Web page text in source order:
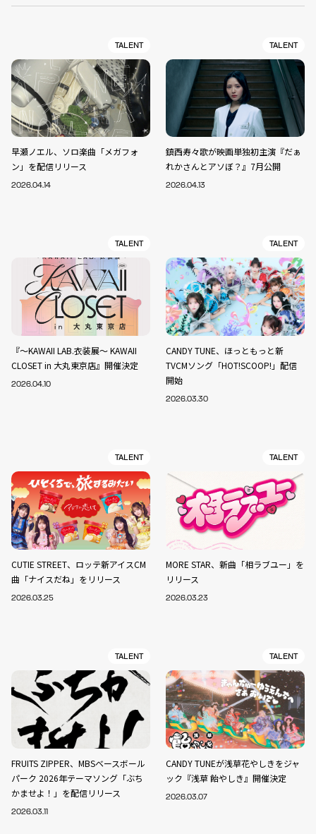
TALENT
早瀬ノエル、ソロ楽曲「メガフォ
ン」を配信リリース
2026.04.14
TALENT
鎮西寿々歌が映画単独初主演『だぁ
れかさんとアソぼ？』7月公開
2026.04.13
TALENT
『～KAWAII LAB.衣装展～ KAWAII
CLOSET in 大丸東京店』開催決定
2026.04.10
TALENT
CANDY TUNE、ほっともっと新
TVCMソング「HOT!SCOOP!」配信
開始
2026.03.30
TALENT
CUTIE STREET、ロッテ新アイスCM
曲「ナイスだね」をリリース
2026.03.25
TALENT
MORE STAR、新曲「相ラブユー」を
リリース
2026.03.23
TALENT
FRUITS ZIPPER、MBSベースボール
パーク 2026年テーマソング「ぶち
かませよ！」を配信リリース
2026.03.11
TALENT
CANDY TUNEが浅草花やしきをジャ
ック『浅草 飴やしき』開催決定
2026.03.07